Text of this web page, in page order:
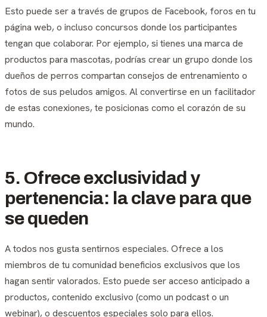
Esto puede ser a través de grupos de Facebook, foros en tu
página web, o incluso concursos donde los participantes
tengan que colaborar. Por ejemplo, si tienes una marca de
productos para mascotas, podrías crear un grupo donde los
dueños de perros compartan consejos de entrenamiento o
fotos de sus peludos amigos. Al convertirse en un facilitador
de estas conexiones, te posicionas como el corazón de su
mundo.
5. Ofrece exclusividad y
pertenencia: la clave para que
se queden
A todos nos gusta sentirnos especiales. Ofrece a los
miembros de tu comunidad beneficios exclusivos que los
hagan sentir valorados. Esto puede ser acceso anticipado a
productos, contenido exclusivo (como un podcast o un
webinar), o descuentos especiales solo para ellos.